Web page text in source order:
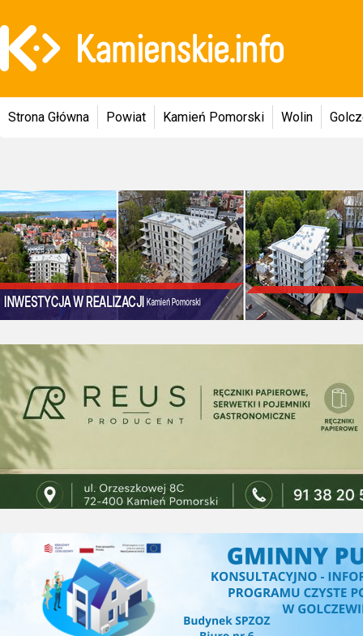
Strona Główna Powiat Kamień Pomorski Wolin